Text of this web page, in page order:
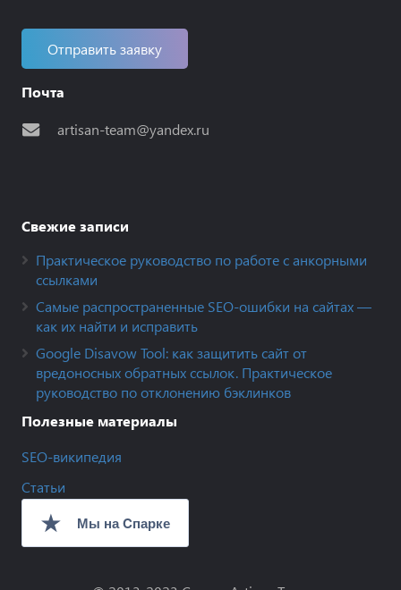
Отправить заявку
Почта
artisan-team@yandex.ru
Свежие записи
Практическое руководство по работе с анкорными
ссылками
Самые распространенные SEO-ошибки на сайтах —
как их найти и исправить
Google Disavow Tool: как защитить сайт от
вредоносных обратных ссылок. Практическое
руководство по отклонению бэклинков
Полезные материалы
SEO-википедия
Статьи